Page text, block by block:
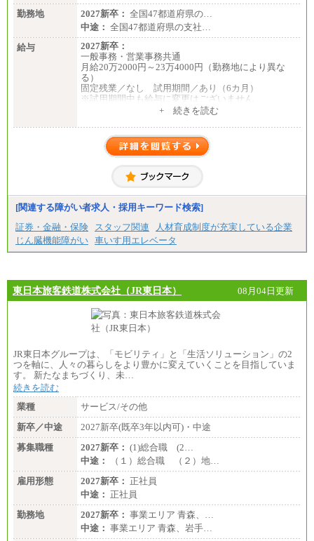
勤務地
2027新卒： 全国47都道府県の…
中途： 全国47都道府県の支社…
給与
2027新卒：
一般事務・営業事務共通
月給20万2000円～23万4000円（勤務地により異な
る）
固定残業／なし 試用期間／あり（6カ月）
※試用期間中も給与に変更はございません
月給20万2000円～23万4000円（勤務地により異な
固定残業／なし 試用期間／あり（6か月）
+ 続きを読む
[関連する障がい者求人・採用キーワード検索]
証券・金融・保険
スタッフ関連
人材育成制度が充実している企業
じん臓機能障がい 車いす用エレベータ
東日本旅客鉄道株式会社（JR東日本） 08月04日更新
JR東日本グループは、「モビリティ」と「生活ソリューション」の2
つを軸に、人々の暮らしをより豊かに変えていくことを目指していま
す。 新たなまちづくり、未…
続きを読む
業種
サービス/その他
新卒／中途
2027新卒(既卒3年以内可)・中途
募集職種
2027新卒： (1)総合職 (2…
中途：
（１）総合職 （２）地…
雇用形態
2027新卒： 正社員
中途： 正社員
勤務地
2027新卒： 事業エリア 青森、…
中途： 事業エリア 青森、岩手…